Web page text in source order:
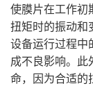
使膜片在工作初
扭矩时的振动和
设备运行过程中
成不良影响。此
命，因为合适的